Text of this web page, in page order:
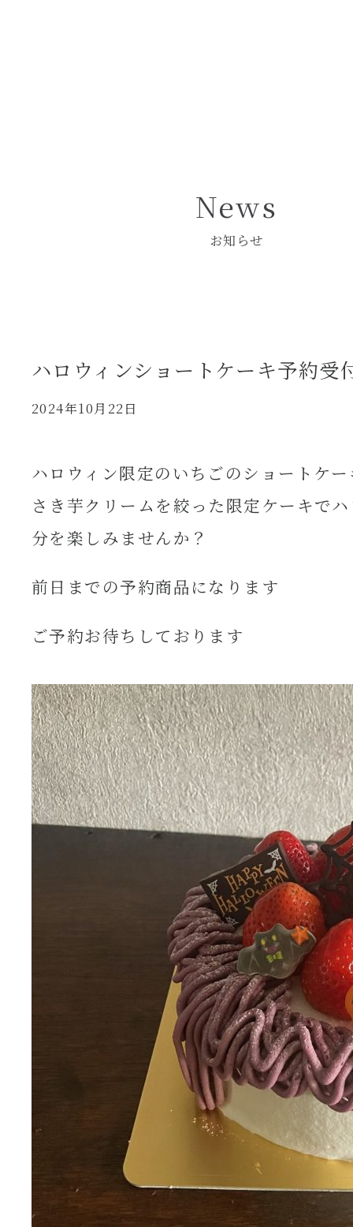
News
お知らせ
ハロウィンショートケーキ予約受
2024年10月22日
ハロウィン限定のいちごのショートケ
さき芋クリームを絞った限定ケーキで
分を楽しみませんか？
前日までの予約商品になります
ご予約お待ちしております